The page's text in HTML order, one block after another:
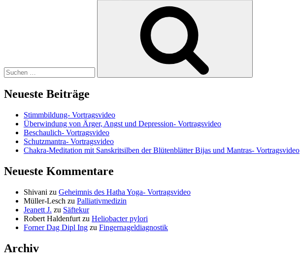
Neueste Beiträge
Stimmbildung- Vortragsvideo
Überwindung von Ärger, Angst und Depression- Vortragsvideo
Beschaulich- Vortragsvideo
Schutzmantra- Vortragsvideo
Chakra-Meditation mit Sanskritsilben der Blütenblätter Bijas und Mantras- Vortragsvideo
Neueste Kommentare
Shivani zu Geheimnis des Hatha Yoga- Vortragsvideo
Müller-Lesch zu Palliativmedizin
Jeanett J. zu Säftekur
Robert Haldenfurt zu Heliobacter pylori
Forner Dag Dipl Ing zu Fingernageldiagnostik
Archiv